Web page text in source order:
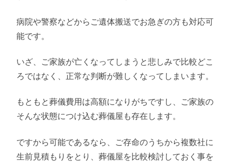
病院や警察などからご遺体搬送でお急ぎの方も対応可
能です。
いざ、ご家族が亡くなってしまうと悲しみで比較どこ
ろではなく、正常な判断が難しくなってしまいます。
もともと葬儀費用は高額になりがちですし、ご家族の
そんな状態につけ込む葬儀屋も存在します。
ですから可能であるなら、ご存命のうちから複数社に
生前見積もりをとり、葬儀屋を比較検討しておく事を